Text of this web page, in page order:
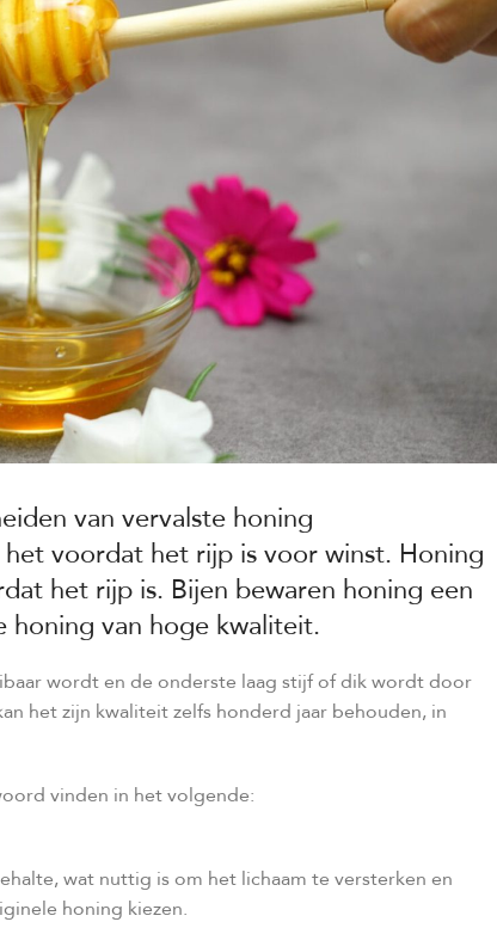
van vervalste honing
voordat het rijp is voor winst. Honing
het rijp is. Bijen bewaren honing een
honing van hoge kwaliteit.
wordt en de onderste laag stijf of dik wordt door
het zijn kwaliteit zelfs honderd jaar behouden, in
vinden in het volgende:
wat nuttig is om het lichaam te versterken en
honing kiezen.